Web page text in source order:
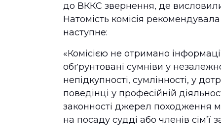
до ВККС звернення, де
Натомість комісія
наступне:
«Комісією не отримано
обґрунтовані сумніви у
непідкупності, сумлінності, у
поведінці у професійній
законності джерел походження
на посаду судді або членів